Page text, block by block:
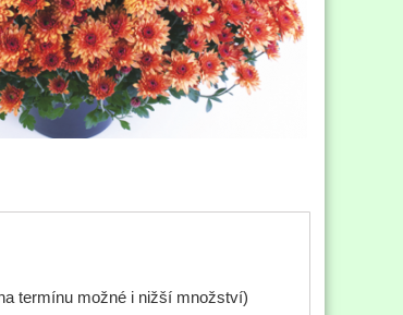
termínu možné i nižší množství)